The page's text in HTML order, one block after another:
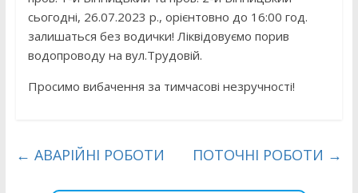
сьогодні, 26.07.2023 р., орієнтовно до 16:00 год.
залишаться без водички! Ліквідовуємо порив
водопроводу на вул.Трудовій.
Просимо вибачення за тимчасові незручності!
← АВАРІЙНІ РОБОТИ ПОТОЧНІ РОБОТИ →